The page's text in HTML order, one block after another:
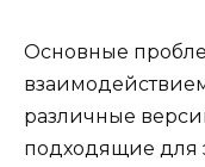
Основные
различные
подходящие для